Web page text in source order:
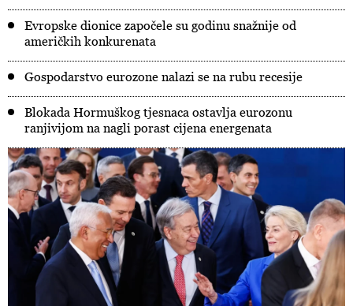
Evropske dionice započele su godinu snažnije od
američkih konkurenata
Gospodarstvo eurozone nalazi se na rubu recesije
Blokada Hormuškog tjesnaca ostavlja eurozonu
ranjivijom na nagli porast cijena energenata